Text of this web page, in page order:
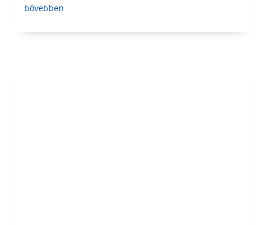
bővebben